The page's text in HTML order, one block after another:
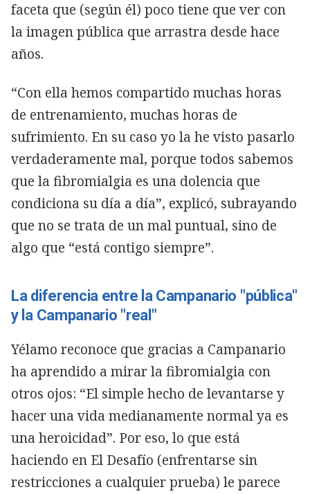
faceta que (según él) poco tiene que ver con
la imagen pública que arrastra desde hace
años.
“Con ella hemos compartido muchas horas
de entrenamiento, muchas horas de
sufrimiento. En su caso yo la he visto pasarlo
verdaderamente mal, porque todos sabemos
que la fibromialgia es una dolencia que
condiciona su día a día”, explicó, subrayando
que no se trata de un mal puntual, sino de
algo que “está contigo siempre”.
La diferencia entre la Campanario "pública"
y la Campanario "real"
Yélamo reconoce que gracias a Campanario
ha aprendido a mirar la fibromialgia con
otros ojos: “El simple hecho de levantarse y
hacer una vida medianamente normal ya es
una heroicidad”. Por eso, lo que está
haciendo en El Desafío (enfrentarse sin
restricciones a cualquier prueba) le parece